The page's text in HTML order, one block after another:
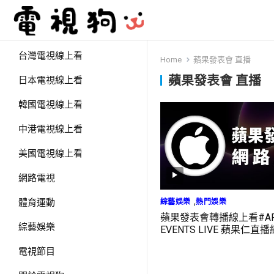
台灣電視線上看
日本電視線上看
韓國電視線上看
中港電視線上看
美國電視線上看
網路電視
體育運動
綜藝娛樂
電視節目
Home 蘋果發表會 直播
蘋果發表會 直播
綜藝娛樂 ,熱門娛樂
蘋果發表會轉播線上看
EVENTS LIVE 蘋果仁直播